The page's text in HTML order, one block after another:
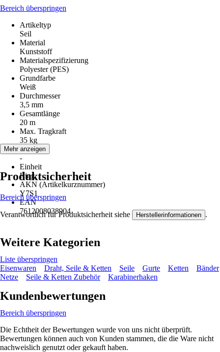
Bereich überspringen
Artikeltyp
Seil
Material
Kunststoff
Materialspezifizierung
Polyester (PES)
Grundfarbe
Weiß
Durchmesser
3,5 mm
Gesamtlänge
20 m
Max. Tragkraft
35 kg
Hinweis
-
Einheit
Ring
AKN (Artikelkurznummer)
Y7S1
EAN
7612008038904
Mehr anzeigen
Produktsicherheit
Bereich überspringen
Verantwortlich für Produktsicherheit siehe Herstellerinformationen .
Weitere Kategorien
Liste überspringen
Eisenwaren
Draht, Seile & Ketten Seile Gurte Ketten
Bänder
Netze
Seile & Ketten Zubehör Karabinerhaken
Kundenbewertungen
Bereich überspringen
Die Echtheit der Bewertungen wurde von uns nicht überprüft.
Bewertungen können auch von Kunden stammen, die die Ware nicht
nachweislich genutzt oder gekauft haben.